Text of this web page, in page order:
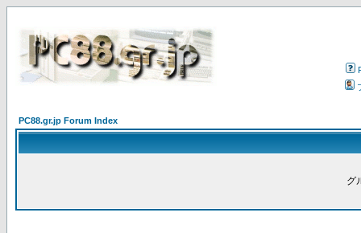
PC88.gr.jp Forum Index
グ